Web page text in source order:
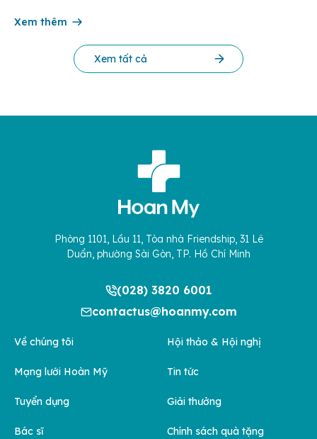
cứu Phát triển Doanh nghiệp Châu Á […]
Xem thêm
Xem tất cả
Phòng 1101, Lầu 11, Tòa nhà Friendship, 31 Lê
Duẩn, phường Sài Gòn, TP. Hồ Chí Minh
(028) 3820 6001
contactus@hoanmy.com
Về chúng tôi
Mạng lưới Hoàn Mỹ
Tuyển dụng
Bác sĩ
Hội thảo & Hội nghị
Tin tức
Giải thưởng
Chính sách quà tặng